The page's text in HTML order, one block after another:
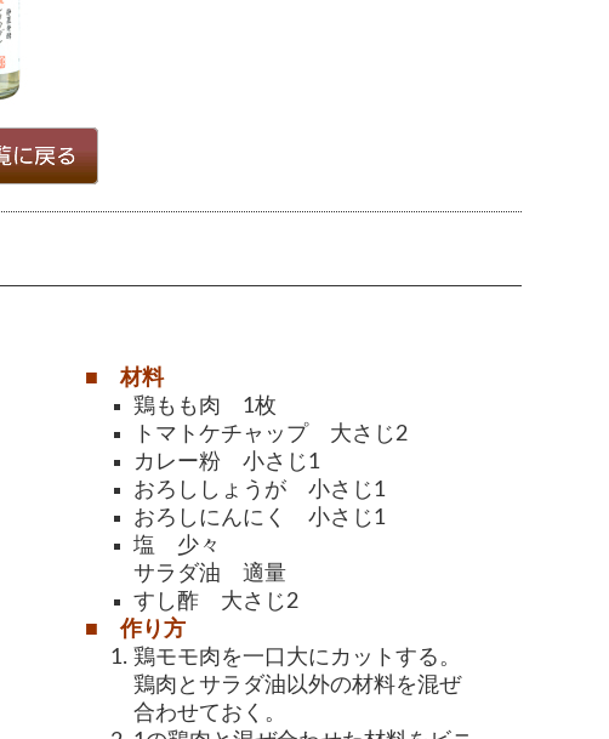
■ 材料
鶏もも肉 1枚
トマトケチャップ 大さじ2
カレー粉 小さじ1
おろししょうが 小さじ1
おろしにんにく 小さじ1
塩 少々
サラダ油 適量
すし酢 大さじ2
■ 作り方
鶏モモ肉を一口大にカットする。
鶏肉とサラダ油以外の材料を混ぜ
合わせておく。